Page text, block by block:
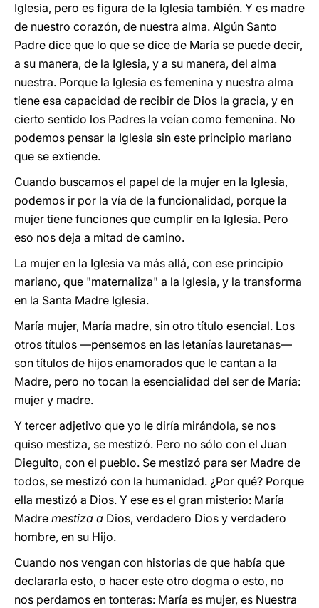
Iglesia, pero es figura de la Iglesia también. Y es madre
de nuestro corazón, de nuestra alma. Algún Santo
Padre dice que lo que se dice de María se puede decir,
a su manera, de la Iglesia, y a su manera, del alma
nuestra. Porque la Iglesia es femenina y nuestra alma
tiene esa capacidad de recibir de Dios la gracia, y en
cierto sentido los Padres la veían como femenina. No
podemos pensar la Iglesia sin este principio mariano
que se extiende.
Cuando buscamos el papel de la mujer en la Iglesia,
podemos ir por la vía de la funcionalidad, porque la
mujer tiene funciones que cumplir en la Iglesia. Pero
eso nos deja a mitad de camino.
La mujer en la Iglesia va más allá, con ese principio
mariano, que "maternaliza" a la Iglesia, y la transforma
en la Santa Madre Iglesia.
María mujer, María madre, sin otro título esencial. Los
otros títulos —pensemos en las letanías lauretanas—
son títulos de hijos enamorados que le cantan a la
Madre, pero no tocan la esencialidad del ser de María:
mujer y madre.
Y tercer adjetivo que yo le diría mirándola, se nos
quiso mestiza, se mestizó. Pero no sólo con el Juan
Dieguito, con el pueblo. Se mestizó para ser Madre de
todos, se mestizó con la humanidad. ¿Por qué? Porque
ella mestizó a Dios. Y ese es el gran misterio: María
Madre mestiza a Dios, verdadero Dios y verdadero
hombre, en su Hijo.
Cuando nos vengan con historias de que había que
declararla esto, o hacer este otro dogma o esto, no
nos perdamos en tonteras: María es mujer, es Nuestra